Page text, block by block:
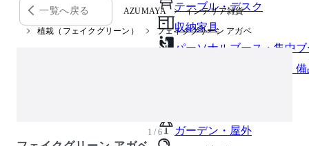
テーブル・デスク
収納家具
パーソナルブース・集中
オフィスアクセサリー・
ガーデン・屋外
一覧へ戻る AZUMAYA インテリア雑貨
植栽（フェイクグリーン） フェイクグリーン アガベ
1 / 6